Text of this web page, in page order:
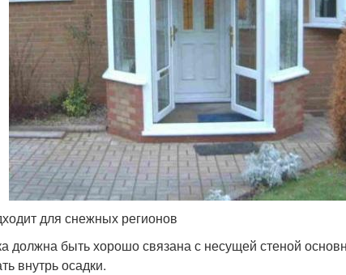
для снежных регионов
должна быть хорошо связана с несущей стеной
внутрь осадки.